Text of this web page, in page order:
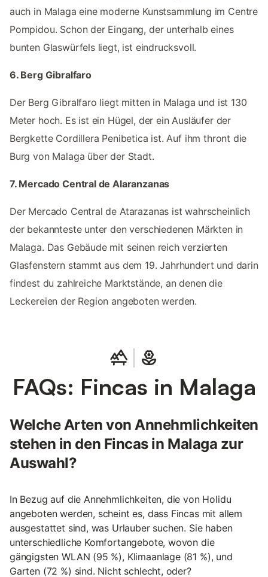
auch in Malaga eine moderne Kunstsammlung im Centre
Pompidou. Schon der Eingang, der unterhalb eines
bunten Glaswürfels liegt, ist eindrucksvoll.
6. Berg Gibralfaro
Der Berg Gibralfaro liegt mitten in Malaga und ist 130
Meter hoch. Es ist ein Hügel, der ein Ausläufer der
Bergkette Cordillera Penibetica ist. Auf ihm thront die
Burg von Malaga über der Stadt.
7. Mercado Central de Alaranzanas
Der Mercado Central de Atarazanas ist wahrscheinlich
der bekannteste unter den verschiedenen Märkten in
Malaga. Das Gebäude mit seinen reich verzierten
Glasfenstern stammt aus dem 19. Jahrhundert und darin
findest du zahlreiche Marktstände, an denen die
Leckereien der Region angeboten werden.
FAQs: Fincas in Malaga
Welche Arten von Annehmlichkeiten
stehen in den Fincas in Malaga zur
Auswahl?
In Bezug auf die Annehmlichkeiten, die von Holidu
angeboten werden, scheint es, dass Fincas mit allem
ausgestattet sind, was Urlauber suchen. Sie haben
unterschiedliche Komfortangebote, wovon die
gängigsten WLAN (95 %), Klimaanlage (81 %), und
Garten (72 %) sind. Nicht schlecht, oder?